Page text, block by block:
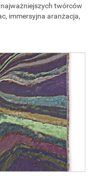
twórców
immersyjna aranżacja,